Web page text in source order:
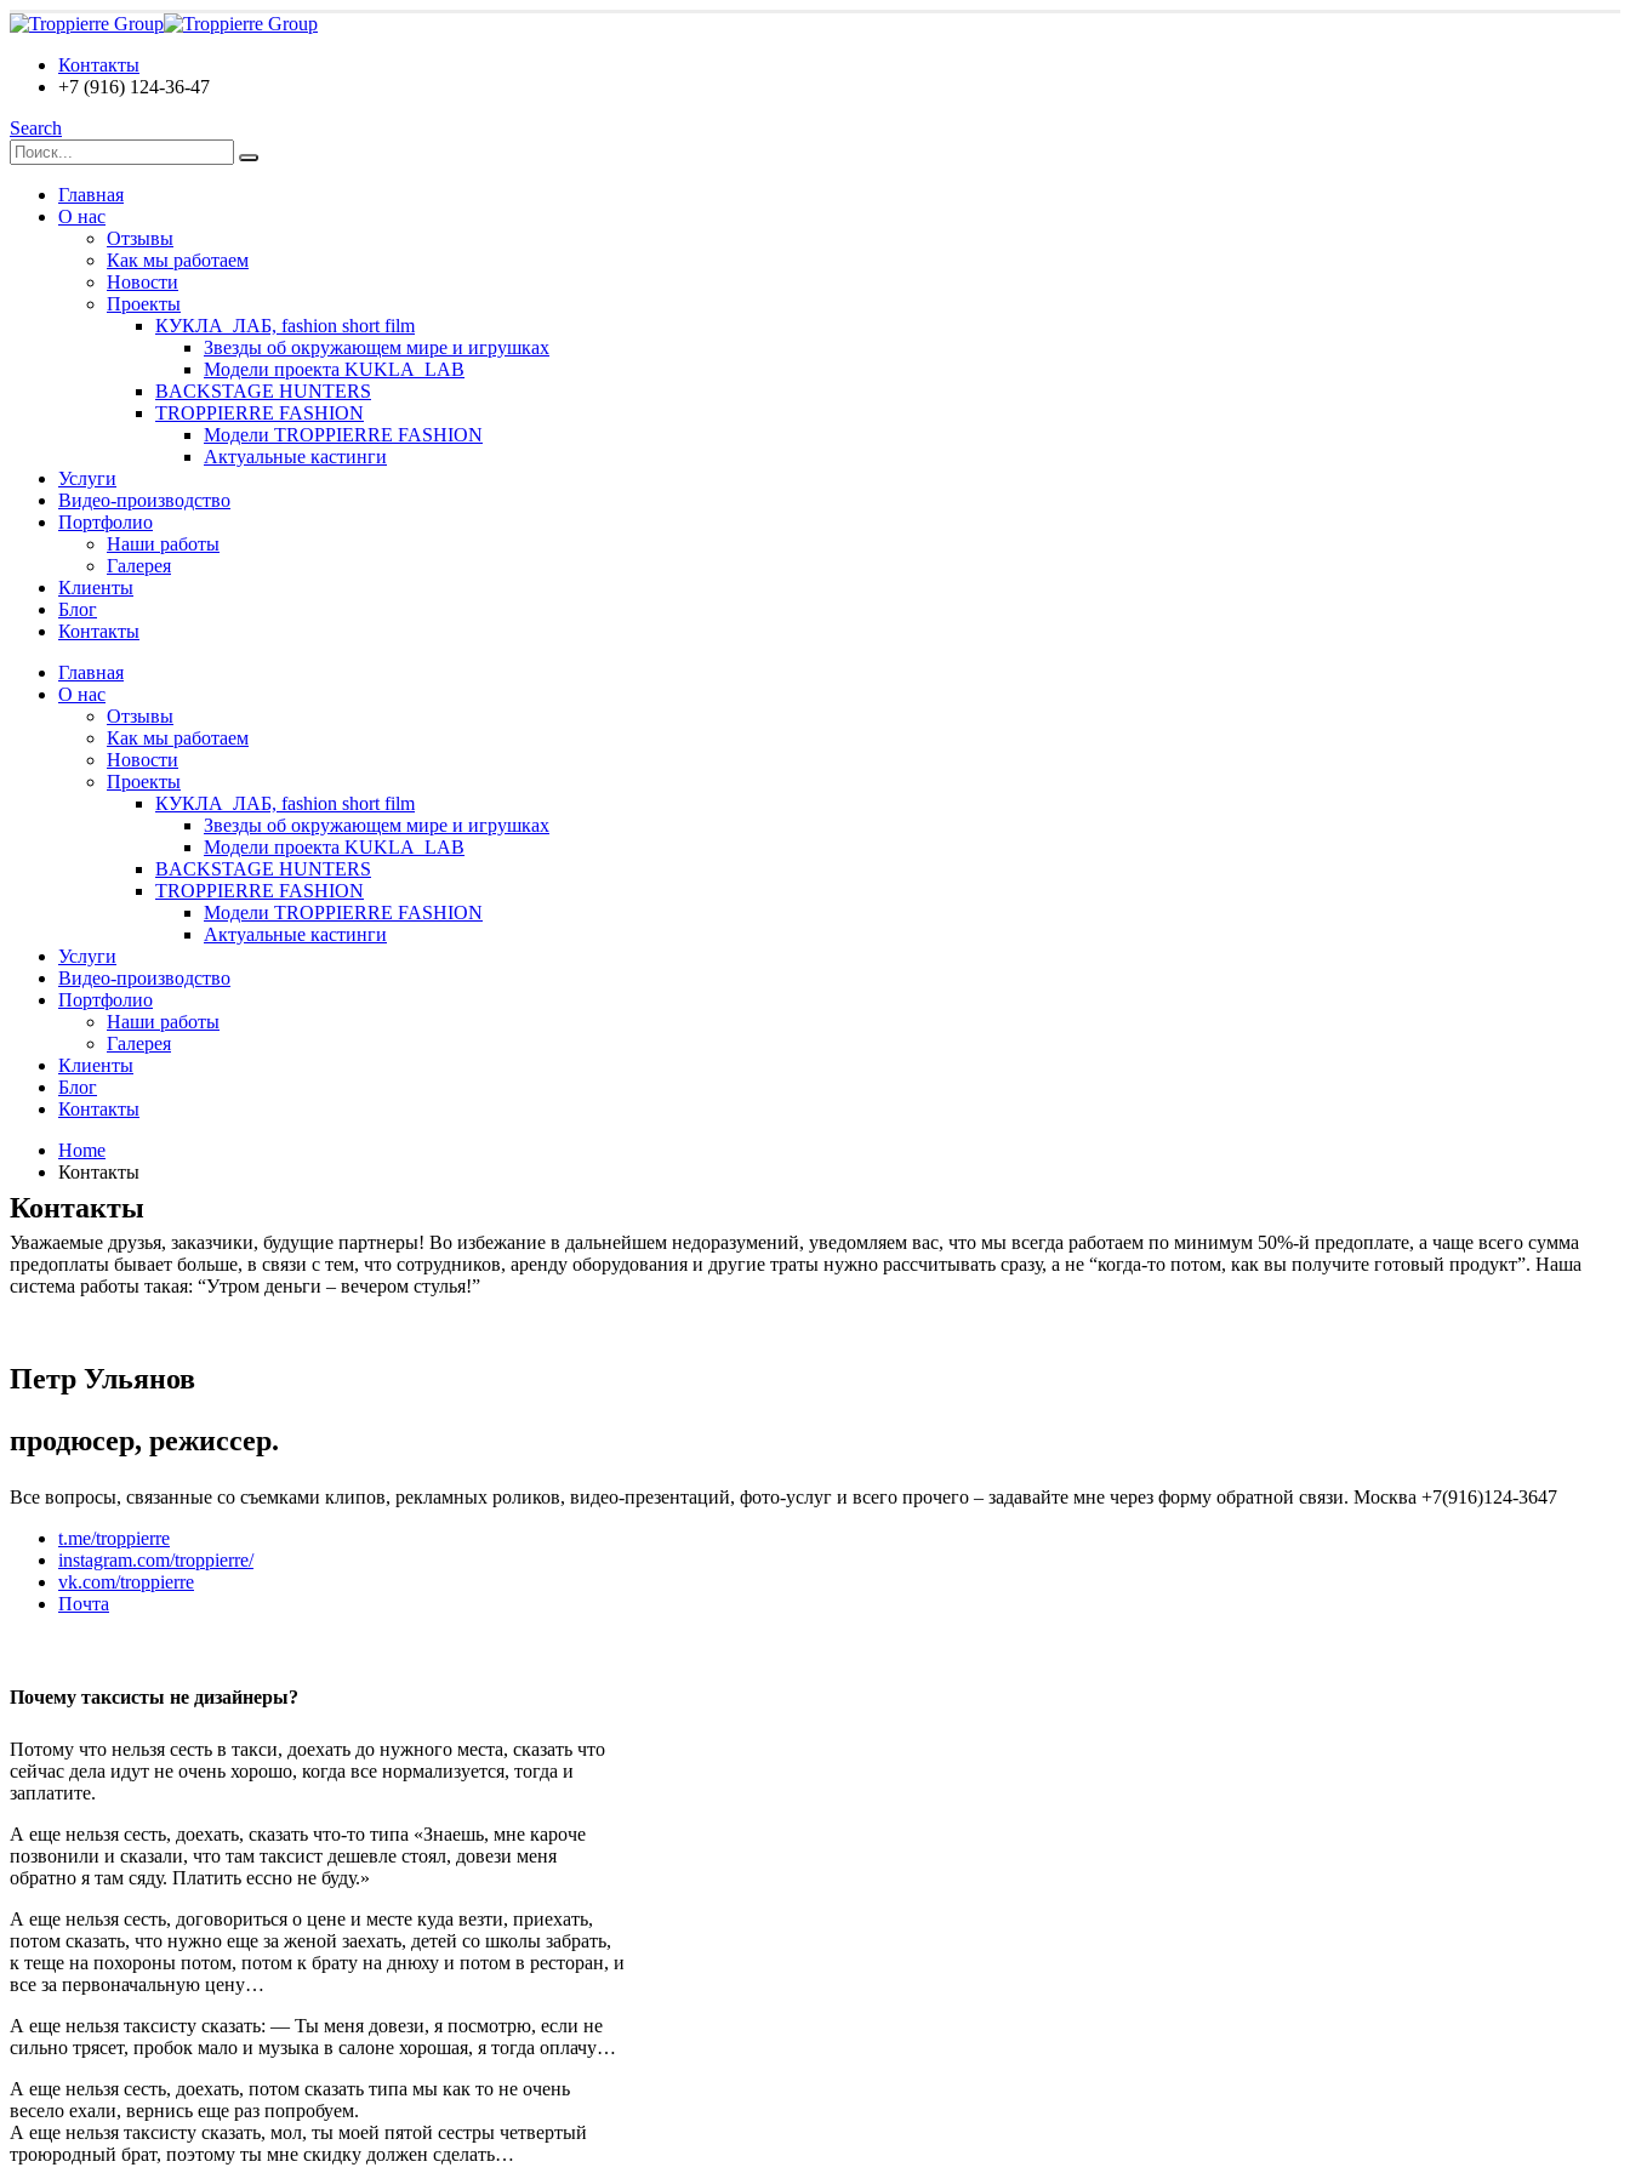
Контакты
+7 (916) 124-36-47
Search
Главная
О нас
Отзывы
Как мы работаем
Новости
Проекты
КУКЛА_ЛАБ, fashion short film
Звезды об окружающем мире и игрушках
Модели проекта KUKLA_LAB
BACKSTAGE HUNTERS
TROPPIERRE FASHION
Модели TROPPIERRE FASHION
Актуальные кастинги
Услуги
Видео-производство
Портфолио
Наши работы
Галерея
Клиенты
Блог
Контакты
Главная
О нас
Отзывы
Как мы работаем
Новости
Проекты
КУКЛА_ЛАБ, fashion short film
Звезды об окружающем мире и игрушках
Модели проекта KUKLA_LAB
BACKSTAGE HUNTERS
TROPPIERRE FASHION
Модели TROPPIERRE FASHION
Актуальные кастинги
Услуги
Видео-производство
Портфолио
Наши работы
Галерея
Клиенты
Блог
Контакты
Home
Контакты
Контакты
Уважаемые друзья, заказчики, будущие партнеры! Во избежание в дальнейшем недоразумений, уведомляем вас, что мы всегда работаем по минимум 50%-й предоплате, а чаще всего сумма
предоплаты бывает больше, в связи с тем, что сотрудников, аренду оборудования и другие траты нужно рассчитывать сразу, а не “когда-то потом, как вы получите готовый продукт”. Наша
система работы такая: “Утром деньги – вечером стулья!”
Петр Ульянов
продюсер, режиссер.
Все вопросы, связанные со съемками клипов, рекламных роликов, видео-презентаций, фото-услуг и всего прочего – задавайте мне через форму обратной связи. Москва +7(916)124-3647
t.me/troppierre
instagram.com/troppierre/
vk.com/troppierre
Почта
Почему таксисты не дизайнеры?
Потому что нельзя сесть в такси, доехать до нужного места, сказать что
сейчас дела идут не очень хорошо, когда все нормализуется, тогда и
заплатите.
А еще нельзя сесть, доехать, сказать что-то типа «Знаешь, мне кароче
позвонили и сказали, что там таксист дешевле стоял, довези меня
обратно я там сяду. Платить ессно не буду.»
А еще нельзя сесть, договориться о цене и месте куда везти, приехать,
потом сказать, что нужно еще за женой заехать, детей со школы забрать,
к теще на похороны потом, потом к брату на днюху и потом в ресторан, и
все за первоначальную цену…
А еще нельзя таксисту сказать: — Ты меня довези, я посмотрю, если не
сильно трясет, пробок мало и музыка в салоне хорошая, я тогда оплачу…
А еще нельзя сесть, доехать, потом сказать типа мы как то не очень
весело ехали, вернись еще раз попробуем.
А еще нельзя таксисту сказать, мол, ты моей пятой сестры четвертый
троюродный брат, поэтому ты мне скидку должен сделать…